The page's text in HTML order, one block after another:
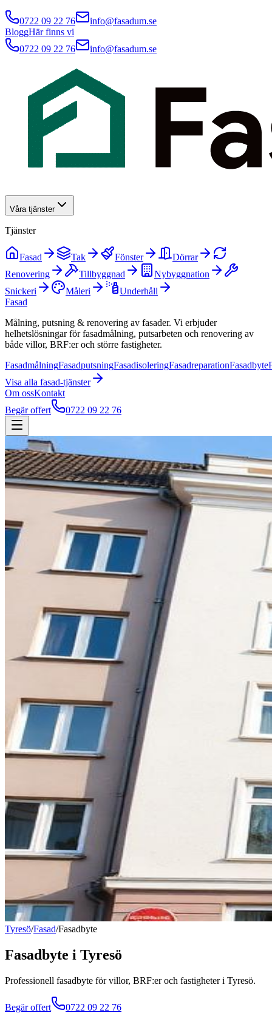
0722 09 22 76
info@fasadum.se
BloggHär finns vi
0722 09 22 76
info@fasadum.se
Våra tjänster
Tjänster
Fasad Tak Fönster
Dörrar
Renovering
Tillbyggnad
Nybyggnation
Snickeri
Måleri
Underhåll
Fasad
Målning, putsning & renovering av fasader. Vi erbjuder
helhetslösningar för fasadmålning, putsarbeten och renovering av
både villor, BRF:er och större fastigheter.
FasadmålningFasadputsningFasadisoleringFasadreparationFasadbyte
Visa alla fasad-tjänster
Om ossKontakt
Begär offert
0722 09 22 76
Tyresö/Fasad/Fasadbyte
Fasadbyte i Tyresö
Professionell fasadbyte för villor, BRF:er och fastigheter i Tyresö.
Begär offert
0722 09 22 76